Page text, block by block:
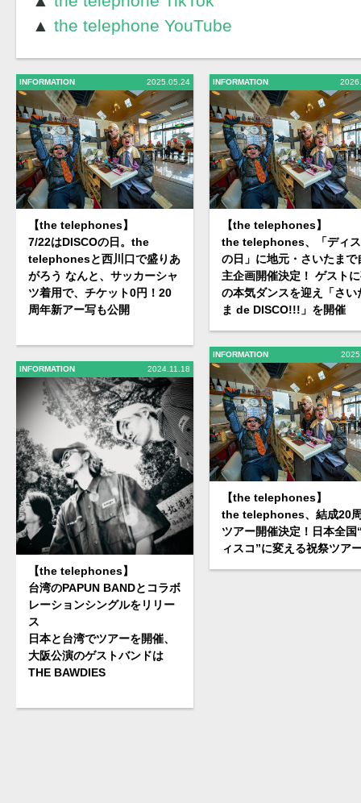
▲ the telephone YouTube
INFORMATION 2025.05.24
【the telephones】
7/22はDISCOの日。the
telephonesと西川口で盛りあ
がろう なんと、サッカーシャ
ツ着用で、チケット0円！20
周年新アー写も公開
INFORMATION 2024.11.18
【the telephones】
台湾のPAPUN BANDとコラボ
レーションシングルをリリー
ス
日本と台湾でツアーを開催、
大阪公演のゲストバンドは
THE BAWDIES
INFORMATION
【the telephones】
the telephones、「ディ
の日」に地元・さいたまで
主企画開催決定！ ゲスト
の本気ダンスを迎え「さい
ま de DISCO!!!」を開催
INFORMATION
【the telephones】
the telephones、結成20
ツアー開催決定！日本全国
ィスコ”に変える祝祭ツア